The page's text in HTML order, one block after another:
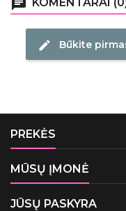
edit Būkite
PREKĖS
MŪSŲ ĮMONĖ
JŪSŲ PASKYRA